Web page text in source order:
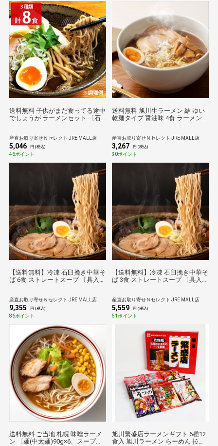
送料無料 子供がまだ食ってる途中
でしょうが ラーメンセット 〔石
メン 富良野とみ川【沖縄県・離島
配送不可】
産直お取り寄せＮセレクト JRE MALL店
5,046 円 (税込)
46ポイント
送料無料 旭川生ラーメン 結 ゆい
乾麺タイプ 醤油味 4食 ラーメン
産直お取り寄せＮセレクト JRE MALL店
3,267 円 (税込)
30ポイント
【送料無料】冷凍 石臼挽き中華そ
ば 6食 ストレートスープ 〔具入り
縄・離島 お届け不可】
産直お取り寄せＮセレクト JRE MALL店
9,355 円 (税込)
86ポイント
【送料無料】冷凍 石臼挽き中華そ
ば 3食 ストレートスープ 〔具入り
縄・離島 お届け不可】
産直お取り寄せＮセレクト JRE MALL店
5,559 円 (税込)
51ポイント
送料無料 ご当地 札幌 味噌ラーメ
ン 〔麺(中太麺)90g×6、スープ
旭川繁盛店ラーメンギフト 6種12
食入 旭川ラーメン らーめん 拉麺